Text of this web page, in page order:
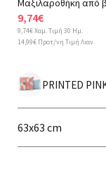
Μαξιλαροθήκη από
9,74€
9,74€ Χαμ. Τιμή 30 Ημ.
14,99€ Προτ/νη Τιμή Λιαν.
PRINTED
63x63 cm